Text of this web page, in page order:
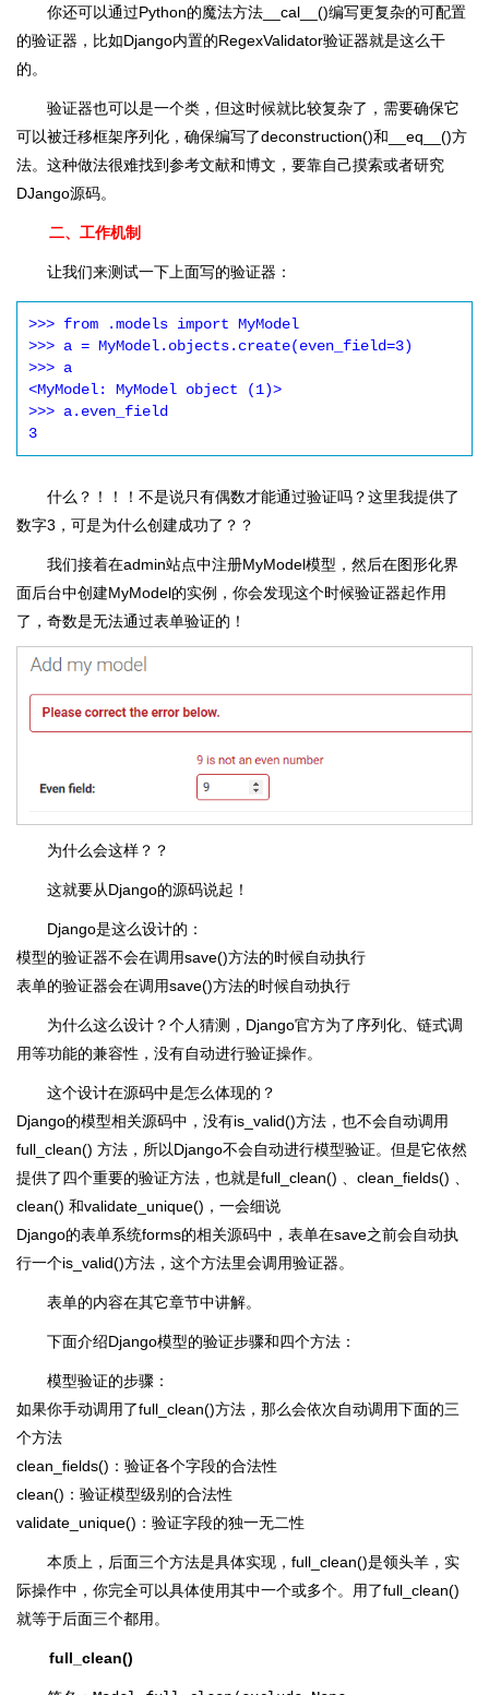
你还可以通过Python的魔法方法__cal__()编写更复杂的可配置
的验证器，比如Django内置的RegexValidator验证器就是这么干
的。
验证器也可以是一个类，但这时候就比较复杂了，需要确保它
可以被迁移框架序列化，确保编写了deconstruction()和__eq__()方
法。这种做法很难找到参考文献和博文，要靠自己摸索或者研究
DJango源码。
二、工作机制
让我们来测试一下上面写的验证器：
>>> from .models import MyModel
>>> a = MyModel.objects.create(even_field=3)
>>> a
<MyModel: MyModel object (1)>
>>> a.even_field
什么？！！！不是说只有偶数才能通过验证吗？这里我提供了
数字3，可是为什么创建成功了？？
我们接着在admin站点中注册MyModel模型，然后在图形化界
面后台中创建MyModel的实例，你会发现这个时候验证器起作用
了，奇数是无法通过表单验证的！
为什么会这样？？
这就要从Django的源码说起！
Django是这么设计的：
模型的验证器不会在调用save()方法的时候自动执行
表单的验证器会在调用save()方法的时候自动执行
为什么这么设计？个人猜测，Django官方为了序列化、链式调
用等功能的兼容性，没有自动进行验证操作。
这个设计在源码中是怎么体现的？
Django的模型相关源码中，没有is_valid()方法，也不会自动调用
full_clean() 方法，所以Django不会自动进行模型验证。但是它依然
提供了四个重要的验证方法，也就是full_clean() 、clean_fields() 、
clean() 和validate_unique()，一会细说
Django的表单系统forms的相关源码中，表单在save之前会自动执
行一个is_valid()方法，这个方法里会调用验证器。
表单的内容在其它章节中讲解。
下面介绍Django模型的验证步骤和四个方法：
模型验证的步骤：
如果你手动调用了full_clean()方法，那么会依次自动调用下面的三
个方法
clean_fields()：验证各个字段的合法性
clean()：验证模型级别的合法性
validate_unique()：验证字段的独一无二性
本质上，后面三个方法是具体实现，full_clean()是领头羊，实
际操作中，你完全可以具体使用其中一个或多个。用了full_clean()
就等于后面三个都用。
full_clean()